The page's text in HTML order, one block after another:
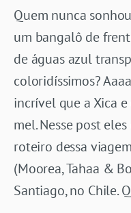
Quem nunca
um bangalô de
de águas azul
coloridíssimos?
incrível que a Xica
mel. Nesse post
roteiro dessa
(Moorea, Tahaa &
Santiago, no Chile.